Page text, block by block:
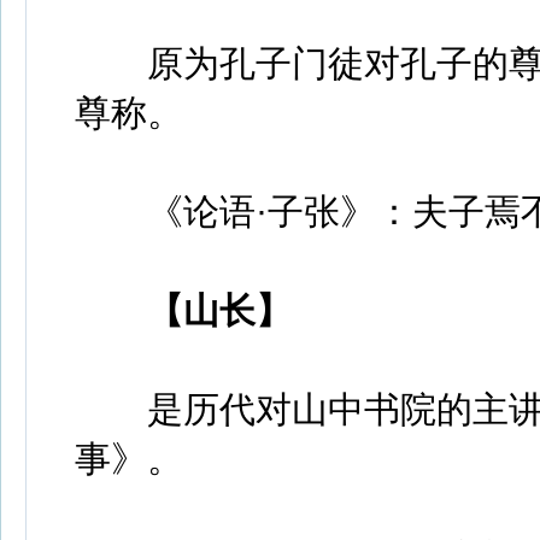
原为孔子门徒对孔子的尊
尊称。
《论语·子张》：夫子焉
【山长】
是历代对山中书院的主讲
事》。